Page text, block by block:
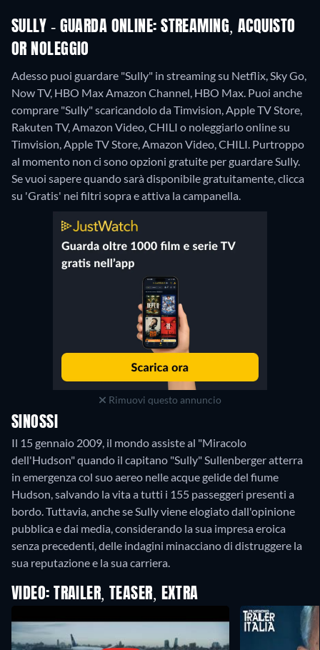
SULLY - GUARDA ONLINE: STREAMING, ACQUISTO
OR NOLEGGIO
Adesso puoi guardare "Sully" in streaming su Netflix, Sky Go,
Now TV, HBO Max Amazon Channel, HBO Max. Puoi anche
comprare "Sully" scaricandolo da Timvision, Apple TV Store,
Rakuten TV, Amazon Video, CHILI o noleggiarlo online su
Timvision, Apple TV Store, Amazon Video, CHILI. Purtroppo
al momento non ci sono opzioni gratuite per guardare Sully.
Se vuoi sapere quando sarà disponibile gratuitamente, clicca
su 'Gratis' nei filtri sopra e attiva la campanella.
Rimuovi questo annuncio
SINOSSI
Il 15 gennaio 2009, il mondo assiste al "Miracolo
dell'Hudson" quando il capitano "Sully" Sullenberger atterra
in emergenza col suo aereo nelle acque gelide del fiume
Hudson, salvando la vita a tutti i 155 passeggeri presenti a
bordo. Tuttavia, anche se Sully viene elogiato dall'opinione
pubblica e dai media, considerando la sua impresa eroica
senza precedenti, delle indagini minacciano di distruggere la
sua reputazione e la sua carriera.
VIDEO: TRAILER, TEASER, EXTRA